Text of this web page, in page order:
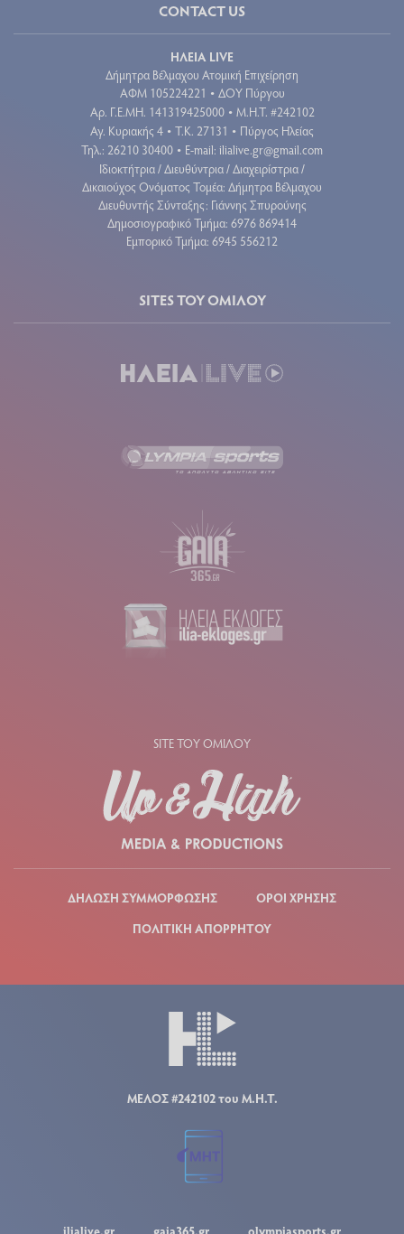
CONTACT US
ΗΛΕΙΑ LIVE
Δήμητρα Βέλμαχου Ατομική Επιχείρηση
ΑΦΜ 105224221 • ΔΟΥ Πύργου
Aρ. Γ.Ε.ΜΗ. 141319425000 • Μ.Η.Τ. #242102
Αγ. Κυριακής 4 • Τ.Κ. 27131 • Πύργος Ηλείας
Τηλ.: 26210 30400 • E-mail: ilialive.gr@gmail.com
Ιδιοκτήτρια / Διευθύντρια / Διαχειρίστρια /
Δικαιούχος Ονόματος Τομέα: Δήμητρα Βέλμαχου
Διευθυντής Σύνταξης: Γιάννης Σπυρούνης
Δημοσιογραφικό Τμήμα: 6976 869414
Εμπορικό Τμήμα: 6945 556212
SITES ΤΟΥ ΟΜΙΛΟΥ
SITE ΤΟΥ ΟΜΙΛΟΥ
ΔΗΛΩΣΗ ΣΥΜΜΟΡΦΩΣΗΣ
ΟΡΟΙ ΧΡΗΣΗΣ
ΠΟΛΙΤΙΚΗ ΑΠΟΡΡΗΤΟΥ
ΜΕΛΟΣ #242102 του Μ.Η.Τ.
ilialive.gr gaia365.gr olympiasports.gr